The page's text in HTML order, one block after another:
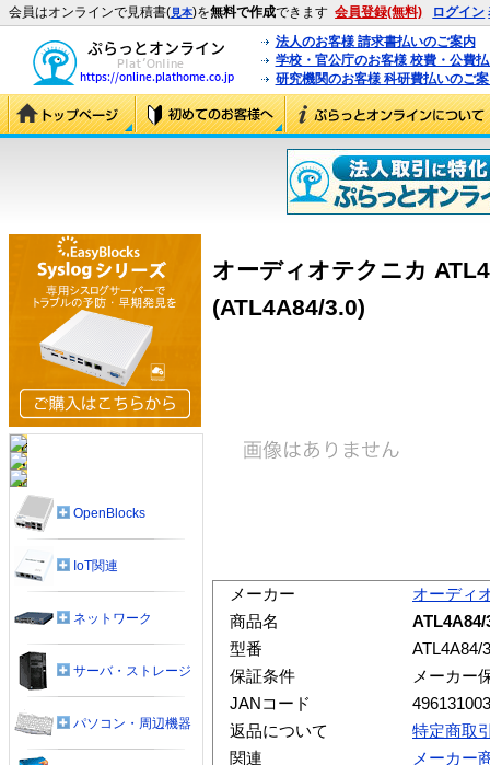
会員はオンラインで見積書(見本)を無料で作成できます 会員登録(無料) ログイン
法人のお客様 請求書払いのご案内
学校・官公庁のお客様 校費・公費
研究機関のお客様 科研費払いのご
オーディオテクニカ
(ATL4A84/3.0)
メーカー
オーディ
商品名
ATL4A84/
型番
ATL4A84/
保証条件
メーカー
JANコード
返品について
特定商取
関連
メーカー
OpenBlocks
IoT関連
ネットワーク
サーバ・ストレージ
パソコン・周辺機器